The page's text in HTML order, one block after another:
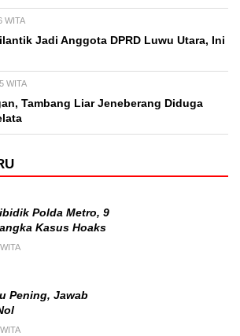
WITA
Jadi Anggota DPRD Luwu Utara, Ini
WITA
Tambang Liar Jeneberang Diduga
Polda Metro, 9
Kasus Hoaks
Pening, Jawab